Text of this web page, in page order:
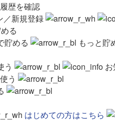
歴を確認
／新規登録
る
貯める
もっと貯
う
う
はじめての方はこちら